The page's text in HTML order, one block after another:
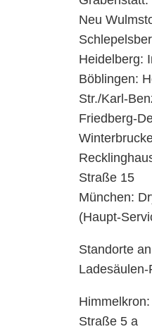
Neu
Heidelberg:
Böblingen:
Str./Karl-
Friedberg-
Straße 15
München:
(Haupt-
Standorte
Straße 5 a